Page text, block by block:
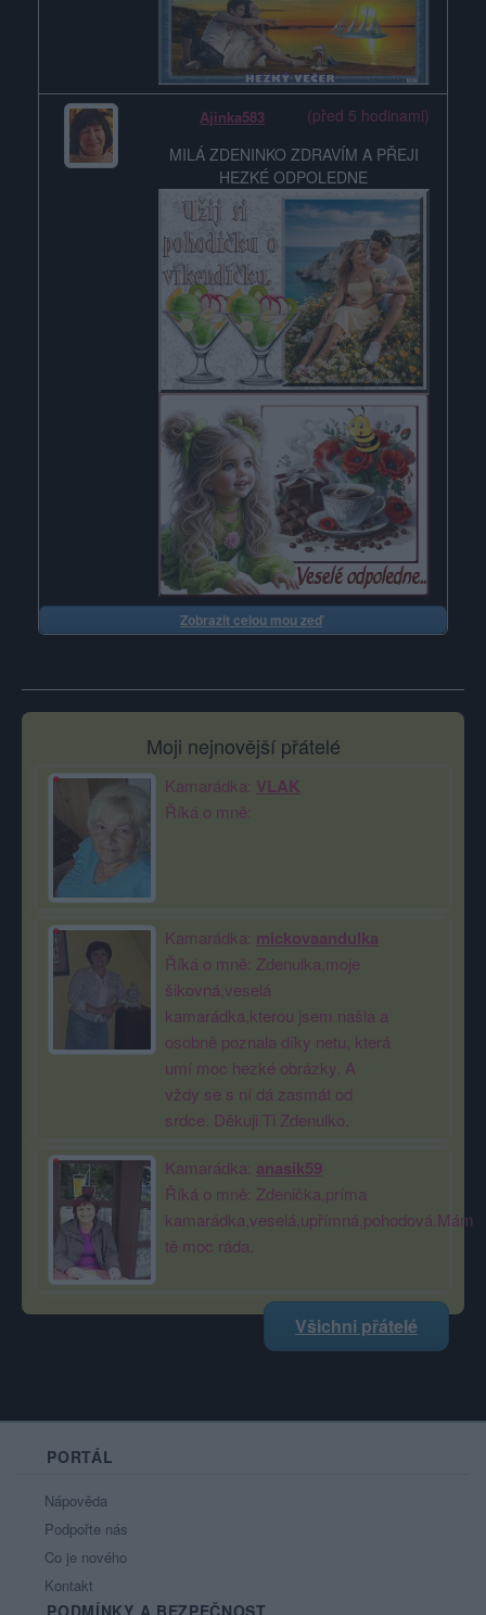
Ajinka583
(před 5 hodinami)
MILÁ ZDENINKO ZDRAVÍM A PŘEJI
HEZKÉ ODPOLEDNE
Zobrazit celou mou zeď
Moji nejnovější přátelé
Kamarádka: VLAK
Říká o mně:
Kamarádka: mickovaandulka
Říká o mně: Zdenulka,moje
šikovná,veselá
kamarádka,kterou jsem našla a
osobně poznala díky netu, která
umí moc hezké obrázky. A
vždy se s ní dá zasmát od
srdce. Děkuji Ti Zdenulko.
Kamarádka: anasik59
Říká o mně: Zdenička,príma
kamarádka,veselá,upřímná,pohodová.Mám
tě moc ráda.
Všichni přátelé
PORTÁL
Nápověda
Podpořte nás
Co je nového
Kontakt
PODMÍNKY A BEZPEČNOST